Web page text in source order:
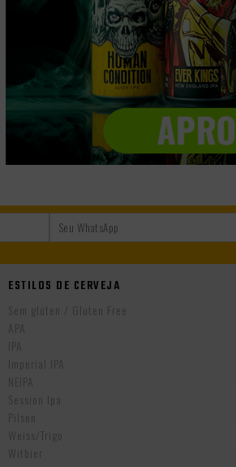
ESTILOS DE CERVEJA
Sem glúten / Gluten Free
APA
IPA
Imperial IPA
NEIPA
Session Ipa
Pilsen
Weiss/Trigo
Witbier